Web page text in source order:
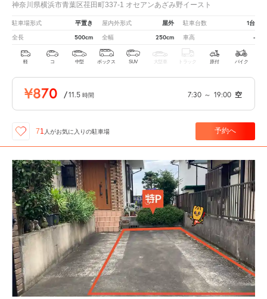
神奈川県横浜市青葉区荏田町337-1 オセアンあざみ野イースト
駐車場形式 平置き 屋内外形式 屋外 駐車台数 1台
全長 500cm 全幅 250cm 車高 -
軽 コ 中型 ボックス SUV 大型車 トラック 原付 バイク
¥870 /11.5 時間 7:30 ～ 19:00 空
71 人がお気に入りの駐車場 予約へ